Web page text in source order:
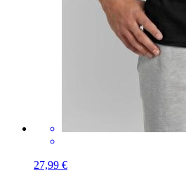
27,99 €